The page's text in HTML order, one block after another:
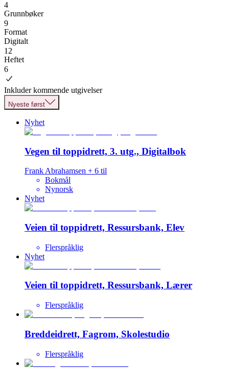
4
Grunnbøker
9
Format
Digitalt
12
Heftet
6
Inkluder kommende utgivelser
Nyeste først
Nyhet
Vegen til toppidrett, 3. utg., Digitalbok
Frank Abrahamsen + 6 til
Bokmål
Nynorsk
Nyhet
Veien til toppidrett, Ressursbank, Elev
Flerspråklig
Nyhet
Veien til toppidrett, Ressursbank, Lærer
Flerspråklig
Breddeidrett, Fagrom, Skolestudio
Flerspråklig